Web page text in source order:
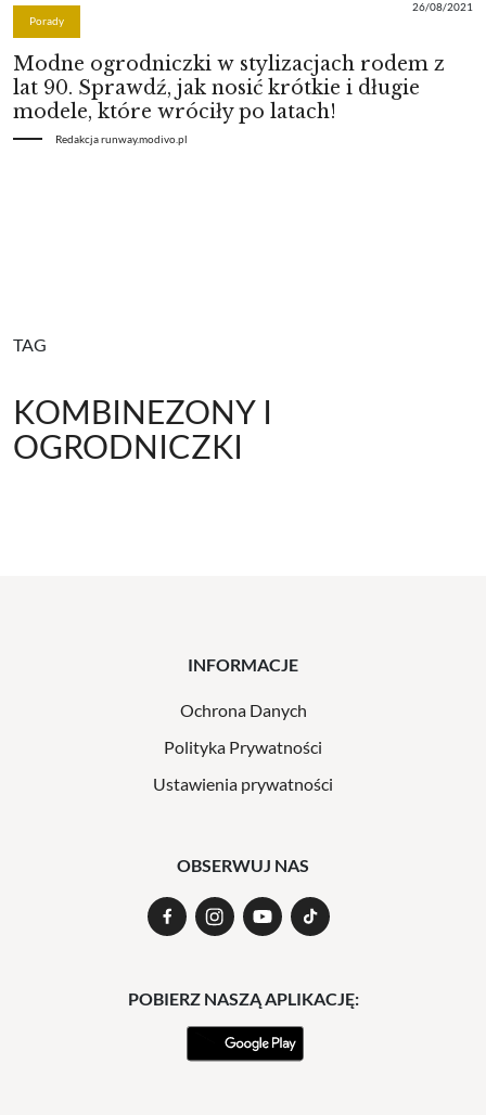
Porady
26/08/2021
Modne ogrodniczki w stylizacjach rodem z
lat 90. Sprawdź, jak nosić krótkie i długie
modele, które wróciły po latach!
Redakcja runway.modivo.pl
TAG
KOMBINEZONY I
OGRODNICZKI
INFORMACJE
Ochrona Danych
Polityka Prywatności
Ustawienia prywatności
OBSERWUJ NAS
POBIERZ NASZĄ APLIKACJĘ: